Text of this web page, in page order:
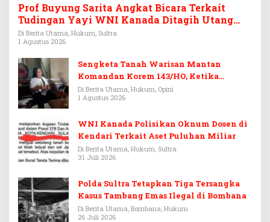
Prof Buyung Sarita Angkat Bicara Terkait
Tudingan Yayi WNI Kanada Ditagih Utang
Rp3,6 Miliar
Di Berita Utama, Hukum, Sultra
1 Agustus 2026
Sengketa Tanah Warisan Mantan
Komandan Korem 143/HO, Ketika
Warisan Menjadi Arena Pemerasan
Di Berita Utama, Hukum, Opini
1 Agustus 2026
WNI Kanada Polisikan Oknum Dosen di
Kendari Terkait Aset Puluhan Miliar
Di Berita Utama, Hukum, Sultra
31 Juli 2026
Polda Sultra Tetapkan Tiga Tersangka
Kasus Tambang Emas Ilegal di Bombana
Di Berita Utama, Bombana, Hukum
26 Juli 2026